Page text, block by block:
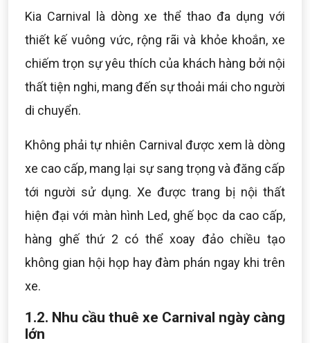
Kia Carnival là dòng xe thể thao đa dụng với
thiết kế vuông vức, rộng rãi và khỏe khoắn, xe
chiếm trọn sự yêu thích của khách hàng bởi nội
thất tiện nghi, mang đến sự thoải mái cho người
di chuyển.
Không phải tự nhiên Carnival được xem là dòng
xe cao cấp, mang lại sự sang trọng và đăng cấp
tới người sử dụng. Xe được trang bị nội thất
hiện đại với màn hình Led, ghế bọc da cao cấp,
hàng ghế thứ 2 có thể xoay đảo chiều tạo
không gian hội họp hay đàm phán ngay khi trên
xe.
1.2. Nhu cầu thuê xe Carnival ngày càng
lớn